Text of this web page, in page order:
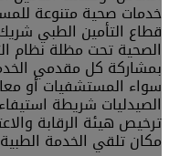
خدمات صحية متنوعة
قطاع التأمين الطبي
الصحية تحت مظلة نظام
بمشاركة كل مقدمي
سواء المستشفيات أو
الصيدليات شريطة
ترخيص هيئة الرقابة
مكان تلقي الخدمة